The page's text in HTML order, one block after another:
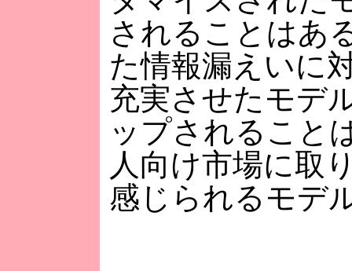
されることはあ
た情報漏えいに
充実させたモデ
ップされること
人向け市場に取
感じられるモデ